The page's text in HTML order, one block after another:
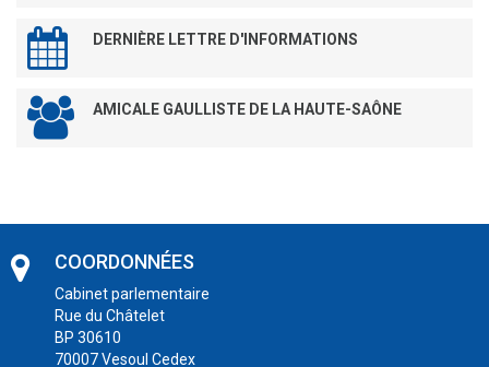
DERNIÈRE LETTRE D'INFORMATIONS
AMICALE GAULLISTE DE LA HAUTE-SAÔNE
COORDONNÉES
Cabinet parlementaire
Rue du Châtelet
BP 30610
70007 Vesoul Cedex